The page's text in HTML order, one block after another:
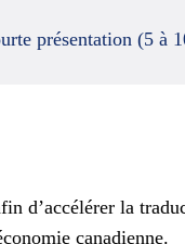
présentation (5 à
d’accélérer la
canadienne.